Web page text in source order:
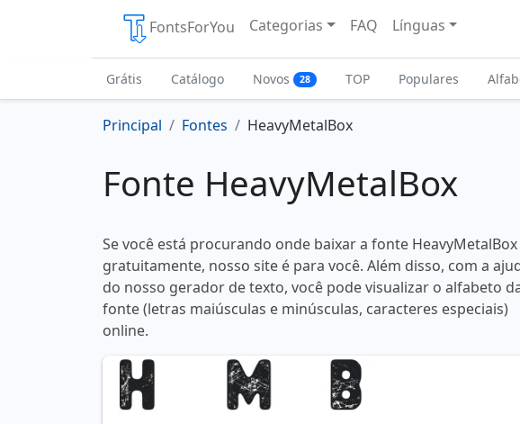
FontsForYou Categorias FAQ Línguas
Grátis Catálogo Novos 28 TOP Populares
Principal Fontes HeavyMetalBox
Fonte HeavyMetalBox
Se você está procurando onde baixar a fonte HeavyMetalBox
gratuitamente, nosso site é para você. Além disso, com a
do nosso gerador de texto, você pode visualizar o alfabeto
fonte (letras maiúsculas e minúsculas, caracteres especiais)
online.